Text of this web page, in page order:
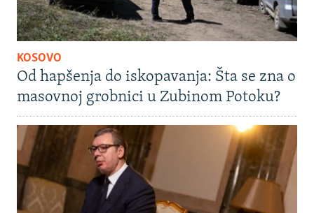
KOSOVO
Od hapšenja do iskopavanja: Šta se zna o
masovnoj grobnici u Zubinom Potoku?